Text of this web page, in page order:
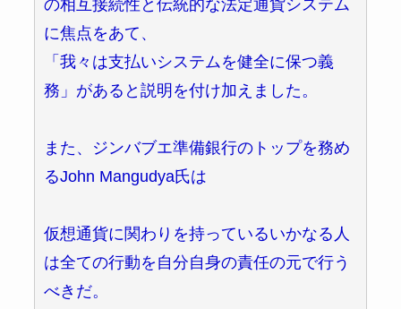
の相互接続性と伝統的な法定通貨システム
に焦点をあて、
「我々は支払いシステムを健全に保つ義
務」があると説明を付け加えました。
また、ジンバブエ準備銀行のトップを務め
るJohn Mangudya氏は
仮想通貨に関わりを持っているいかなる人
は全ての行動を自分自身の責任の元で行う
べきだ。